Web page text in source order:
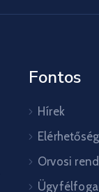
Fontos
Hírek
Orvosi